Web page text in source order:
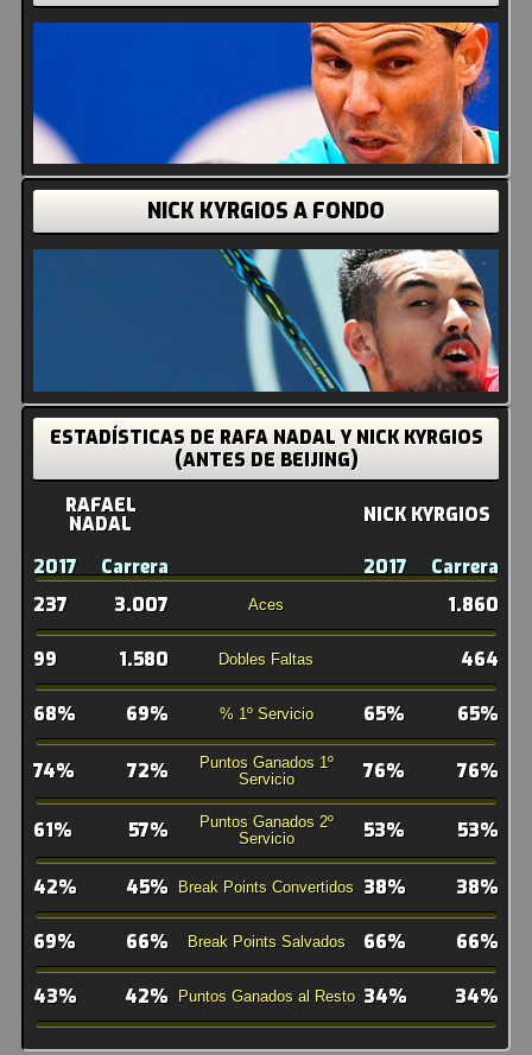
NICK KYRGIOS A FONDO
ESTADÍSTICAS DE RAFA NADAL Y NICK KYRGIOS
(ANTES DE BEIJING)
RAFAEL
NADAL
NICK KYRGIOS
2017 Carrera 2017
Carrera
237
3.007 Aces 1.860
99 1.580 Dobles Faltas 464
68% 69% % 1º Servicio 65% 65%
74% 72%
Puntos Ganados 1º
Servicio
76% 76%
61% 57%
Puntos Ganados 2º
Servicio
53% 53%
42% 45% Break Points Convertidos 38% 38%
69% 66% Break Points Salvados 66% 66%
43% 42% Puntos Ganados al Resto 34% 34%